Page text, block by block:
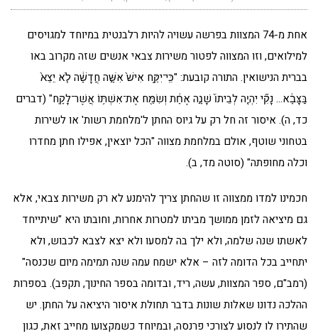
אחת מ-74 המצוות בפרשה עשויה להיות רלבנטית במיוחד למגויסים
למילואים, וזו המצווה לפטור משירות צבאי אנשים שזה מקרוב באו
בברית הנישואין. התורה קובעת: "כִּֽי־יִקַּ֥ח אִישׁ֙ אִשָּׁ֣ה חֲדָשָׁ֔ה לֹ֤א יֵצֵא֙
בַּצָּבָ֔א… נָקִ֞י יִהְיֶ֤ה לְבֵיתוֹ֙ שָׁנָ֣ה אֶחָ֔ת וְשִׂמַּ֖ח אֶת־אִשְׁתּ֥וֹ אֲשֶׁר־לָקָֽח" (דברים
כד, ה). איסור זה חל רק על גיוס החתן ל'מלחמת רשות' או לשירות
בטחוני שוטף, אולם במלחמת מצווה "הכל יוצאין, אפילו חתן מחדרו
וכלה מחופתה" (סוטה מד, ב).
חכמינו למדו ממצווה זו שהחתן צריך להימנע לא רק משירות צבאי, אלא
גם מיציאה לזמן ממושך מביתו למטרות אחרות, וחובתו היא "שיתייחד
לאשתו שנה שלמה, ולא ילך בה למסעו ולא יצא לצבא לכבוש, ולא
יתחייב בכל הדומה לזה – אלא ישמח עמה שנה תמימה מיום שכנסה"
(רמב"ם, ספר המצוות, עשה, ריד, ובדומה בספר החינוך, תקפב). בספרות
ההלכה נדונו שאלות שונות בדבר תחולת איסור היציאה על החתן. יש
שהתירו לו לנסוע לצורכי פרנסה, ובמיוחד כשמקצועו מחייב זאת, כגון